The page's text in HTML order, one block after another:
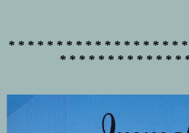
* * * * * * * * * * * * * * * * * *
* * * * * * * * * * * * *